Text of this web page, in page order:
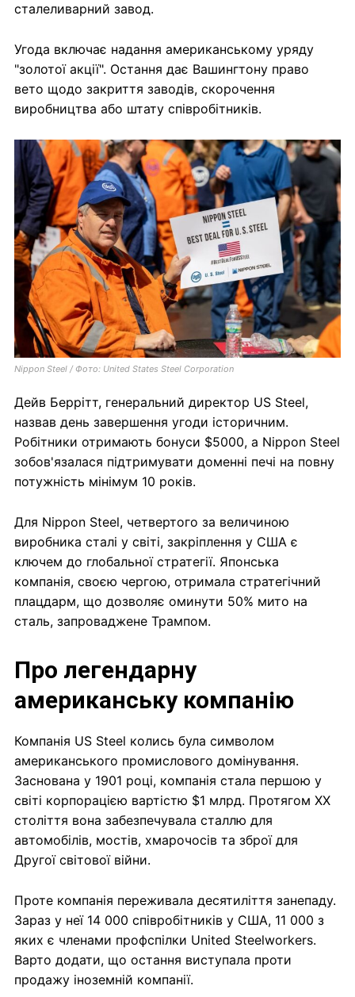
сталеливарний завод.
Угода включає надання американському уряду
"золотої акції". Остання дає Вашингтону право
вето щодо закриття заводів, скорочення
виробництва або штату співробітників.
Nippon Steel / Фото: United States Steel Corporation
Дейв Беррітт, генеральний директор US Steel,
назвав день завершення угоди історичним.
Робітники отримають бонуси $5000, а Nippon Steel
зобов'язалася підтримувати доменні печі на повну
потужність мінімум 10 років.
Для Nippon Steel, четвертого за величиною
виробника сталі у світі, закріплення у США є
ключем до глобальної стратегії. Японська
компанія, своєю чергою, отримала стратегічний
плацдарм, що дозволяє оминути 50% мито на
сталь, запроваджене Трампом.
Про легендарну
американську компанію
Компанія US Steel колись була символом
американського промислового домінування.
Заснована у 1901 році, компанія стала першою у
світі корпорацією вартістю $1 млрд. Протягом XX
століття вона забезпечувала сталлю для
автомобілів, мостів, хмарочосів та зброї для
Другої світової війни.
Проте компанія переживала десятиліття занепаду.
Зараз у неї 14 000 співробітників у США, 11 000 з
яких є членами профспілки United Steelworkers.
Варто додати, що остання виступала проти
продажу іноземній компанії.